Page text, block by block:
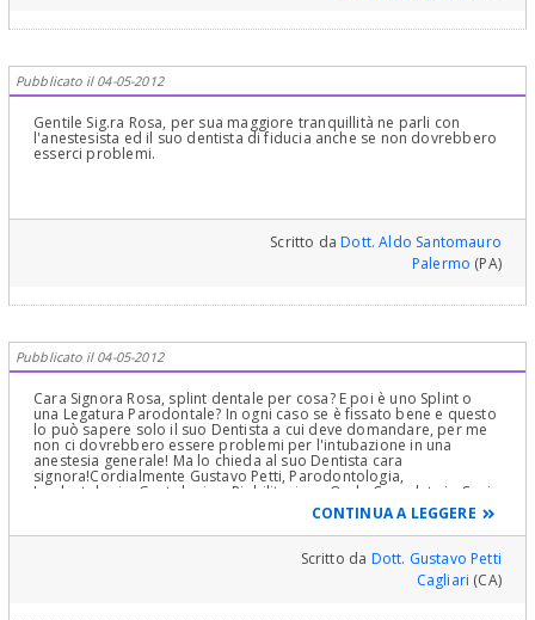
Pubblicato il 04-05-2012
Gentile Sig.ra Rosa, per sua maggiore tranquillità ne parli con
l'anestesista ed il suo dentista di fiducia anche se non dovrebbero
esserci problemi.
Scritto daDott. Aldo Santomauro
Palermo (PA)
Pubblicato il 04-05-2012
Cara Signora Rosa, splint dentale per cosa? E poi è uno Splint o
una Legatura Parodontale? In ogni caso se è fissato bene e questo
lo può sapere solo il suo Dentista a cui deve domandare, per me
non ci dovrebbero essere problemi per l'intubazione in una
anestesia generale! Ma lo chieda al suo Dentista cara
signora!Cordialmente Gustavo Petti, Parodontologia,
Implantologia, Gnatologia e Riabilitazione Orale Completa in Casi
Clinici Complessi ed Ortodonzia e Pedodonzia la figlia Claudia
CONTINUA A LEGGERE
Scritto da Dott. Gustavo Petti
Cagliari (CA)